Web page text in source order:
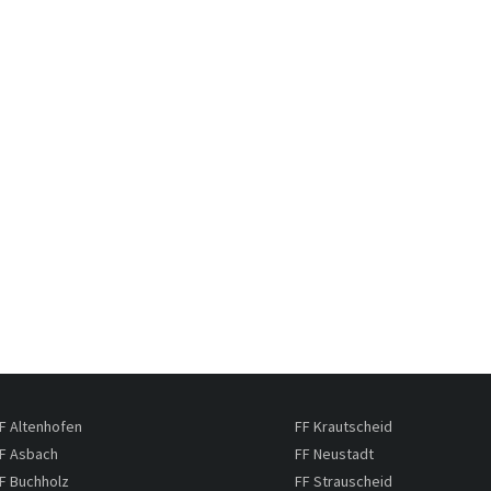
Altenhofen
Asbach
Buchholz
FF Krautscheid
FF Neustadt
FF Strauscheid